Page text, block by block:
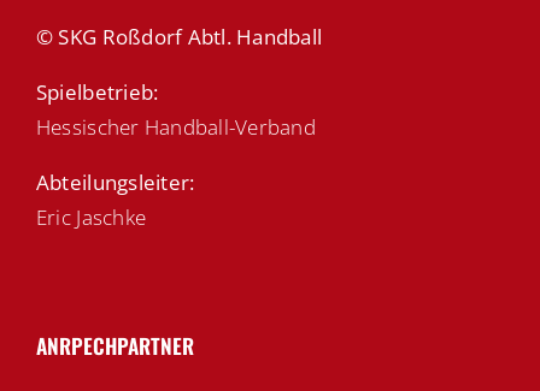
© SKG Roßdorf Abtl. Handball
Spielbetrieb:
Hessischer Handball-Verband
Abteilungsleiter:
Eric Jaschke
ANRPECHPARTNER